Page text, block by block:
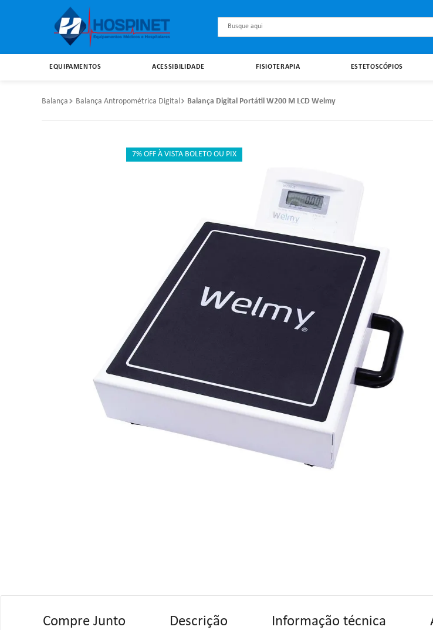
Busque aqui
EQUIPAMENTOS ACESSIBILIDADE FISIOTERAPIA ESTETOSCÓPIOS
Balança Balança Antropométrica Digital Balança Digital Portátil W200 M LCD Welmy
7% OFF À VISTA BOLETO OU PIX
Compre Junto Descrição Informação técnica